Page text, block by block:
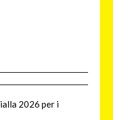
2026 per i